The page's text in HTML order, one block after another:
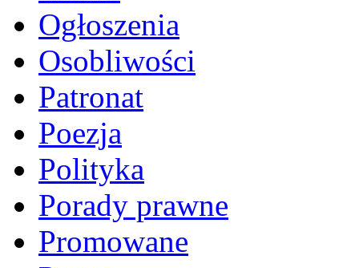
Ogłoszenia
Osobliwości
Patronat
Poezja
Polityka
Porady prawne
Promowane